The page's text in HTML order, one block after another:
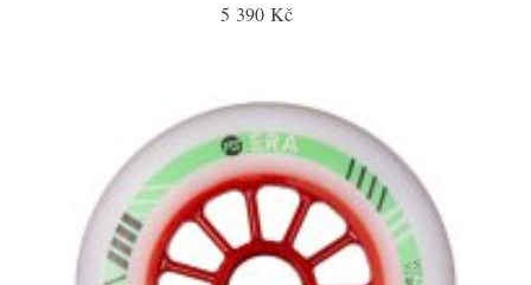
5 390 Kč